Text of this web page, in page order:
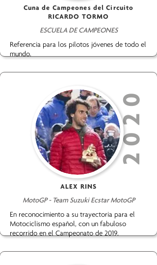
Cuna de Campeones del Circuito
RICARDO TORMO
ESCUELA DE CAMPEONES
Referencia para los pilotos jóvenes de todo el
mundo.
2020
ALEX RINS
MotoGP - Team Suzuki Ecstar MotoGP
En reconocimiento a su trayectoria para el
Motociclismo español, con un fabuloso
recorrido en el Campeonato de 2019.